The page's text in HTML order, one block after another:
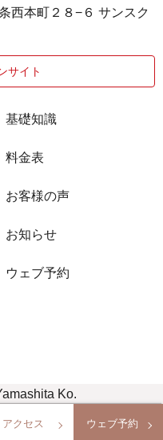
西本町２８−６ サンスク
サイト
基礎知識
料金表
お客様の声
お知らせ
ウェブ予約
Ko.
アクセス ウェブ予約